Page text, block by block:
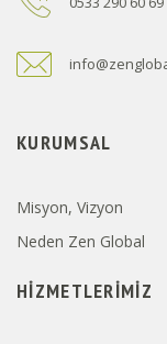
KURUMSAL
Misyon, Vizyon
Neden Zen Global
HIZMETLERIMIZ